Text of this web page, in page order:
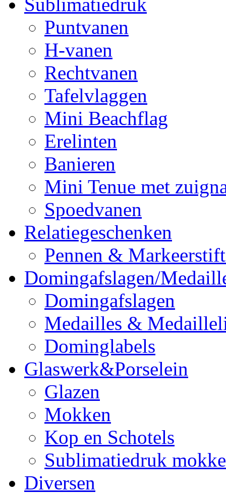
Puntvanen
H-vanen
Rechtvanen
Tafelvlaggen
Mini Beachflag
Erelinten
Banieren
Mini Tenue met
Spoedvanen
Relatiegeschenken
Pennen &
Domingafslagen/
Domingafslagen
Medailles &
Dominglabels
Glaswerk&Porselein
Glazen
Mokken
Kop en Schotels
Sublimatiedruk
Diversen